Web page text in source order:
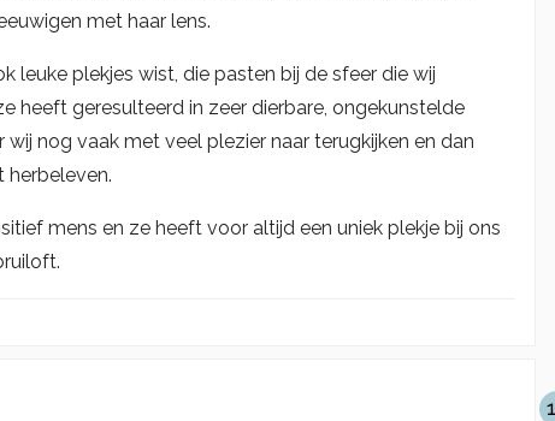
met haar lens.
leuke plekjes wist, die pasten bij de sfeer die wij
heeft geresulteerd in zeer dierbare, ongekunstelde
nog vaak met veel plezier naar terugkijken en dan
herbeleven.
mens en ze heeft voor altijd een uniek plekje bij ons